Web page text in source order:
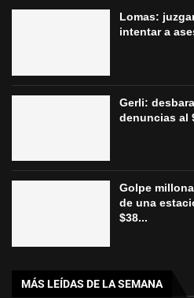
Lomas:
intentar a
Gerli:
denuncias al
Golpe
de una
$38...
MÁS LEÍDAS DE LA SEMANA